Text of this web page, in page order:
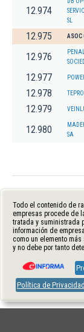
12.974
SL
12.975 ASOC
12.976
12.977
12.978
12.979
12.980
SA
Todo el contenido de
empresas procede de
tratada y suministrada
información de
como un elemento
y no debe por tanto
Política de Privacidad